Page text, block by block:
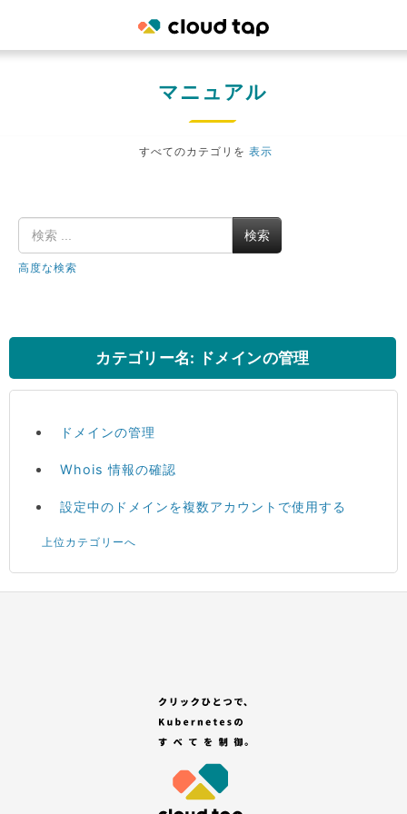
マニュアル
すべてのカテゴリを 表示
検索
高度な検索
カテゴリー名: ドメインの管理
ドメインの管理
Whois 情報の確認
設定中のドメインを複数アカウントで使用する
上位カテゴリーへ